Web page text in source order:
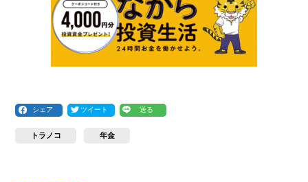
シェア ツイート 送る
トラノコ 年金